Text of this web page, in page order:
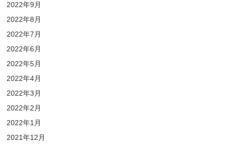
2022年9月
2022年8月
2022年7月
2022年6月
2022年5月
2022年4月
2022年3月
2022年2月
2022年1月
2021年12月